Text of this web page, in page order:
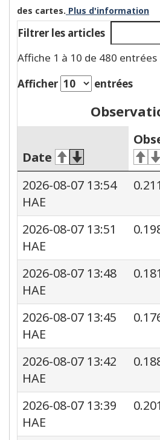
des cartes. Plus d'information
Filtrer les articles
Affiche 1 à 10 de 480 entrées
Afficher
entrées
Date
2026-08-07 13:54
HAE
0.211
2026-08-07 13:51
HAE
2026-08-07 13:48
HAE
0.181
2026-08-07 13:45
HAE
2026-08-07 13:42
HAE
2026-08-07 13:39
HAE
0.201